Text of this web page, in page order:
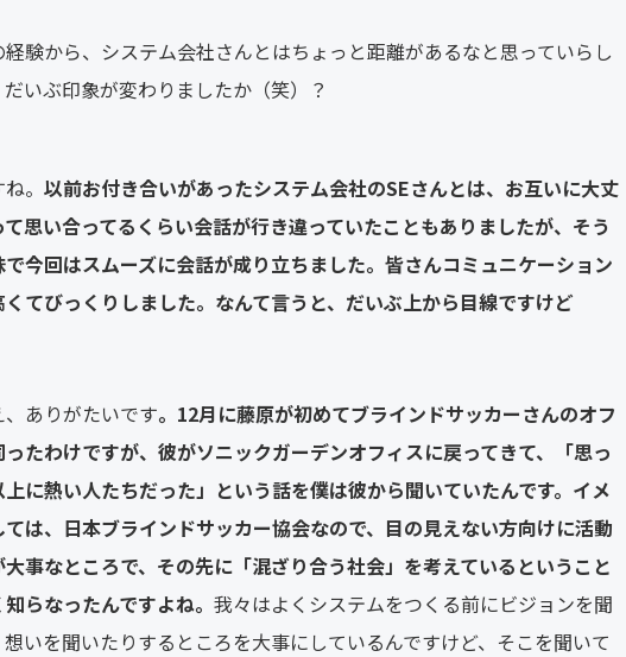
験から、システム会社さんとはちょっと距離があるなと思っていらし
だいぶ印象が変わりましたか（笑）？
ね。以前お付き合いがあったシステム会社のSEさんとは、お互いに大丈
思い合ってるくらい会話が行き違っていたこともありましたが、そう
で今回はスムーズに会話が成り立ちました。皆さんコミュニケーション
てびっくりしました。なんて言うと、だいぶ上から目線ですけど
、ありがたいです。12月に藤原が初めてブラインドサッカーさんのオフ
ったわけですが、彼がソニックガーデンオフィスに戻ってきて、「思っ
上に熱い人たちだった」という話を僕は彼から聞いていたんです。イメ
ては、日本ブラインドサッカー協会なので、目の見えない方向けに活動
大事なところで、その先に「混ざり合う社会」を考えているということ
知らなったんですよね。我々はよくシステムをつくる前にビジョンを聞
想いを聞いたりするところを大事にしているんですけど、そこを聞いて